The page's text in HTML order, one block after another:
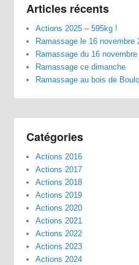
Articles récents
Actions 2025 – 595kg !
Ramassage le 16 novembre
Ramassage du 16 novembre
Ramassage ce dimanche
Ramassage au bois de
Catégories
Actions 2016
Actions 2017
Actions 2018
Actions 2019
Actions 2020
Actions 2021
Actions 2022
Actions 2023
Actions 2024